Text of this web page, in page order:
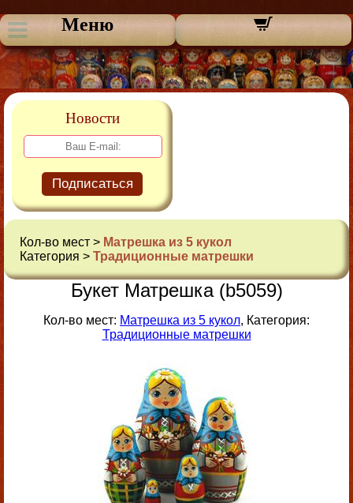
Меню
Новости
Подписаться
Кол-во мест > Матрешка из 5 кукол
Категория > Традиционные матрешки
Букет Матрешка (b5059)
Кол-во мест: Матрешка из 5 кукол, Категория:
Традиционные матрешки